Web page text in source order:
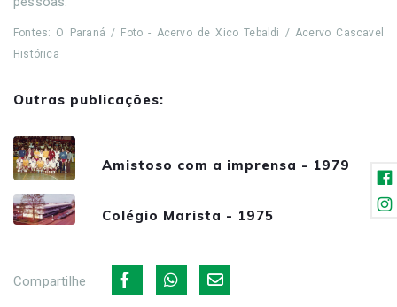
Fontes: O Paraná / Foto - Acervo de Xico Tebaldi / Acervo Cascavel
Histórica
Outras publicações:
Amistoso com a imprensa - 1979
Colégio Marista - 1975
Compartilhe